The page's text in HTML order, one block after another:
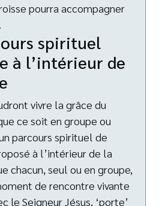
pourra accompagner
spirituel
à l’intérieur de
vivre la grâce du
ce soit en groupe ou
parcours spirituel de
à l’intérieur de la
chacun, seul ou en groupe,
de rencontre vivante
le Seigneur Jésus, ‘porte’